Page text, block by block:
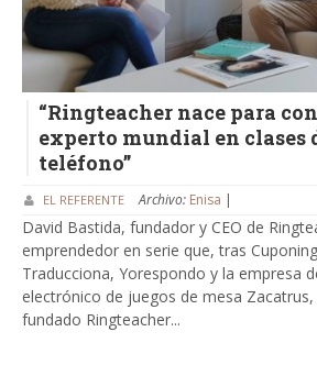
“Ringteacher nace para
experto mundial en clases
teléfono”
EL REFERENTE Archivo: Enisa |
David Bastida, fundador y CEO de
emprendedor en serie que, tras
Traducciona, Yorespondo y la empresa
electrónico de juegos de mesa Zacatrus,
fundado Ringteacher...